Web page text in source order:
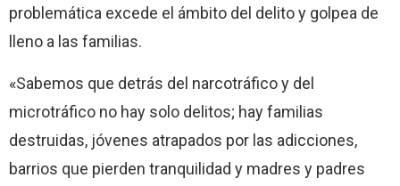
problemática excede el ámbito del delito y golpea de
lleno a las familias.
«Sabemos que detrás del narcotráfico y del
microtráfico no hay solo delitos; hay familias
destruidas, jóvenes atrapados por las adicciones,
barrios que pierden tranquilidad y madres y padres